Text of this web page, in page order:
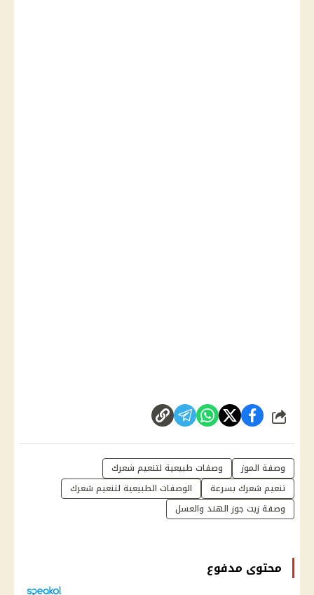
شارك
وصفة الموز
وصفات طبيعية لتنعيم شعرك
تنعيم شعرك بسرعة
الوصفات الطبيعية لتنعيم شعرك
وصفة زيت جوز الهند والعسل
محتوى مدفوع